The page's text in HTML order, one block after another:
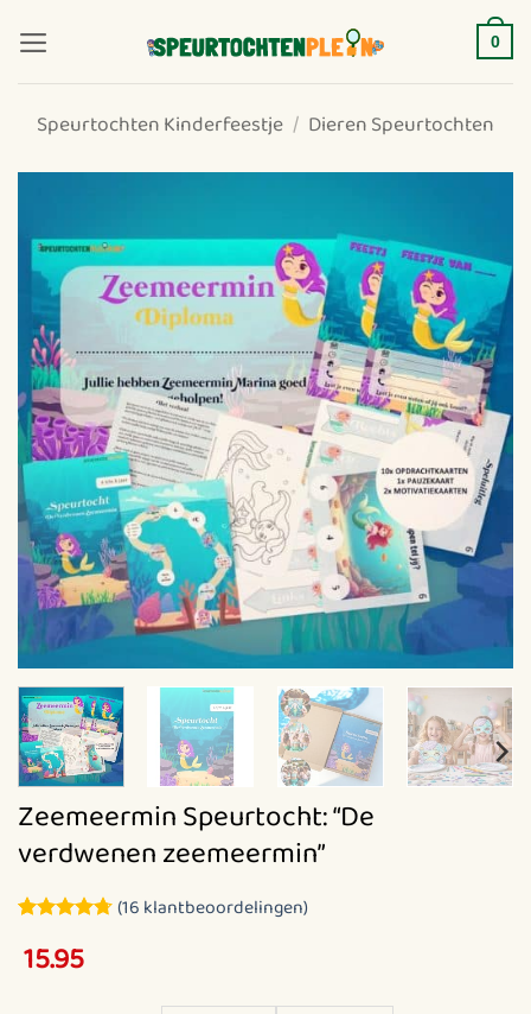
naar
inhoud
0
Speurtochten Kinderfeestje / Dieren Speurtochten
Zeemeermin Speurtocht: “De
verdwenen zeemeermin”
4.69 op 5
gebaseerd
(16 klantbeoordelingen)
15.95